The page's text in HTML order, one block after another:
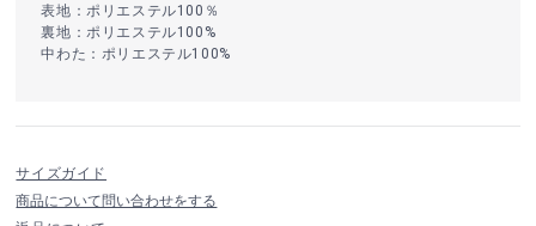
表地：ポリエステル100％
裏地：ポリエステル100%
中わた：ポリエステル100%
サイズガイド
商品について問い合わせをする